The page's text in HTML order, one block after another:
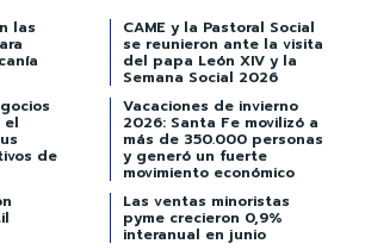
las CAME y la Pastoral Social
se reunieron ante la visita
del papa León XIV y la
Semana Social 2026
el
de
Vacaciones de invierno
2026: Santa Fe movilizó a
más de 350.000 personas
y generó un fuerte
movimiento económico
Las ventas minoristas
pyme crecieron 0,9%
interanual en junio